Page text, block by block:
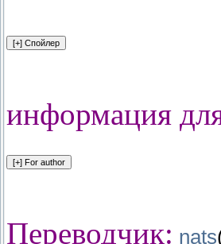
информация
Переводчик: nats